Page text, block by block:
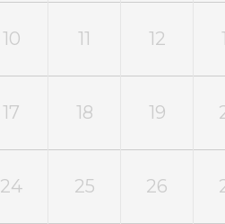
10 11 12
17 18 19
24 25 26